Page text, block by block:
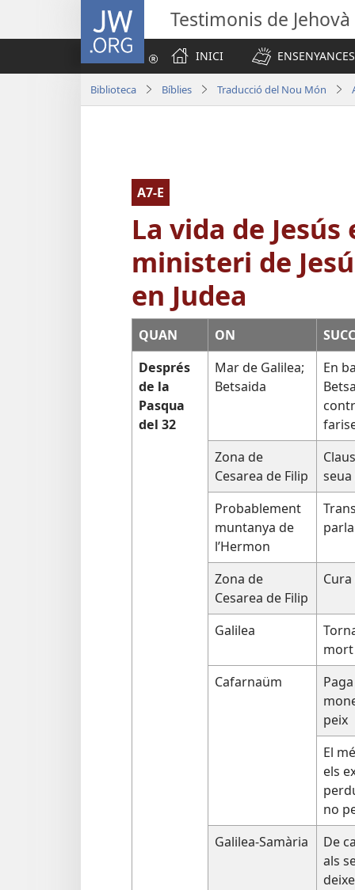
JW.ORG Testimonis de Jehovà
INICI
Biblioteca Bíblies Traducció del Nou Món
A7-E
La vida de
ministeri de
en Judea
QUAN ON
Després
de la
Pasqua
del 32
Mar de Galilea;
Betsaida
En
Zona de
Cesarea de Filip
Probablement
muntanya de
l’Hermon
parla
Zona de
Cesarea de Filip
Galilea
mort
Cafarnaüm
peix
El
els
no
Galilea-Samària
De
als